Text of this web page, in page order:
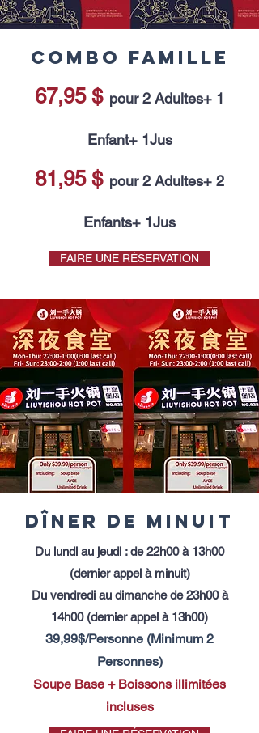
COMBO FAMILLE
67,95 $ pour 2 Adultes+ 1
Enfant+ 1Jus
81,95 $ pour 2 Adultes+ 2
Enfants+ 1Jus
FAIRE UNE RÉSERVATION
DÎNER DE MINUIT
Du lundi au jeudi : de 22h00 à 13h00
(dernier appel à minuit)
Du vendredi au dimanche de 23h00 à
14h00 (dernier appel à 13h00)
39,99$/Personne (Minimum 2
Personnes)
Soupe Base + Boissons illimitées
incluses